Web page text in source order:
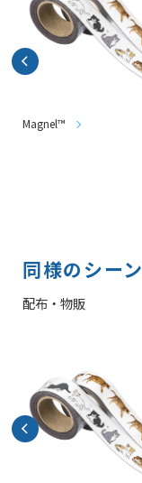
Magnel™
同様のシーン
配布・物販